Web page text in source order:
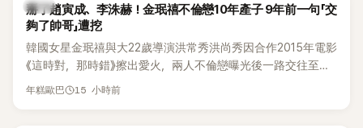
韓星
掰了趙寅成、李洙赫！金珉禧不倫戀10年產子 9年前一句「交
夠了帥哥」遭挖
韓國女星金珉禧與大22歲導演洪常秀洪尚秀因合作2015年電影
《這時對，那時錯》擦出愛火，兩人不倫戀曝光後一路交往至
今，戀情已持續近10年，並於去年迎來兩人的兒子。金珉禧也
年糕歐巴 15 小時前